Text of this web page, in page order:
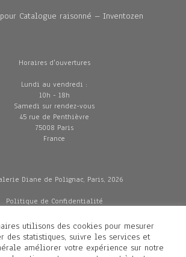
Catalogue raisonné – Inventozen
Horaires d'ouvertures
Lundi au vendredi :
10h - 18h
Samedi sur rendez-vous
45 rue de Penthièvre
75008 Paris
France
Diane de Polignac, Paris, 2026
Politique de Confidentialité
Mentions légales
Livraisons
utilisons des cookies pour mesurer
des statistiques, suivre les services et
améliorer votre expérience sur notre